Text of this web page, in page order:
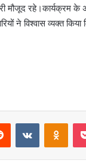
मौजूद रहे।कार्यक्रम के
ने विश्वास व्यक्त